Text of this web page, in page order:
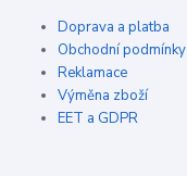
Doprava a platba
Obchodní podmínky
Reklamace
Výměna zboží
EET a GDPR